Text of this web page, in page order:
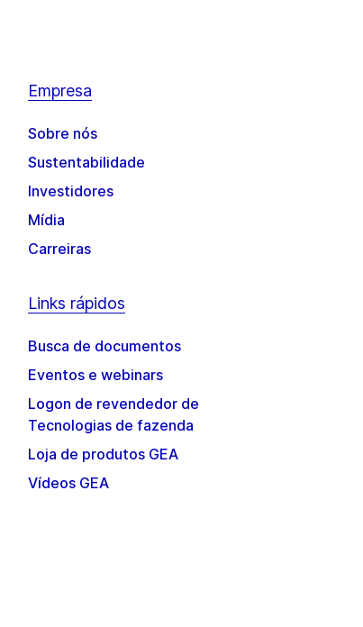
Empresa
Sobre nós
Sustentabilidade
Investidores
Mídia
Carreiras
Links rápidos
Busca de documentos
Eventos e webinars
Logon de revendedor de
Tecnologias de fazenda
Loja de produtos GEA
Vídeos GEA